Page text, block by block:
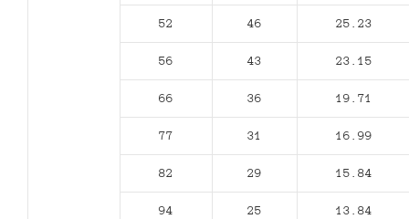
52 46 25.23
56 43 23.15
66 36 19.71
77 31 16.99
82 29 15.84
94 25 13.84